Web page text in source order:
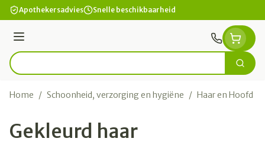
Ga naar de inhoud
Apothekersadvies Snelle beschikbaarheid
Menu
Product, merk, categorie... Zoek
Home / Schoonheid, verzorging en hygiëne / Haar en Hoofd
Gekleurd haar